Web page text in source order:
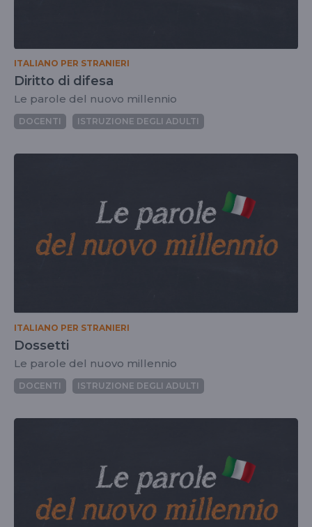
ITALIANO PER STRANIERI
Diritto di difesa
Le parole del nuovo millennio
DOCENTI ISTRUZIONE DEGLI ADULTI
ITALIANO PER STRANIERI
Dossetti
Le parole del nuovo millennio
DOCENTI ISTRUZIONE DEGLI ADULTI